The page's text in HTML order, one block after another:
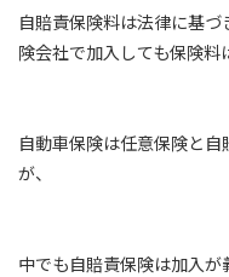
自賠責保険料は法律に基
険会社で加入しても保険料
自動車保険は任意保険と
が、
中でも自賠責保険は加入が